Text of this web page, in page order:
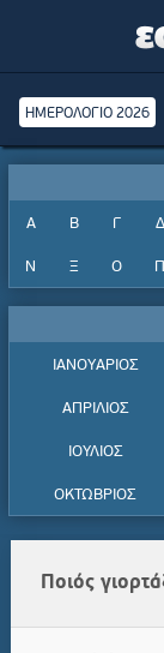
ΗΜΕΡΟΛΟΓΙΟ 2026
Α Β Γ Δ
Ν Ξ Ο Π
ΙΑΝΟΥΑΡΙΟΣ
ΑΠΡΙΛΙΟΣ
ΙΟΥΛΙΟΣ
ΟΚΤΩΒΡΙΟΣ
Ποιός